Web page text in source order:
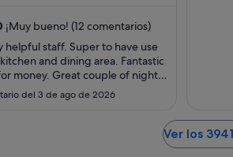
del
ago
al
¡Muy bueno! (12 comentarios)
helpful staff. Super to have use
and dining area. Fantastic
money. Great couple of nights
cooked breakfast included in
del 3 de ago de 2026
Ver los